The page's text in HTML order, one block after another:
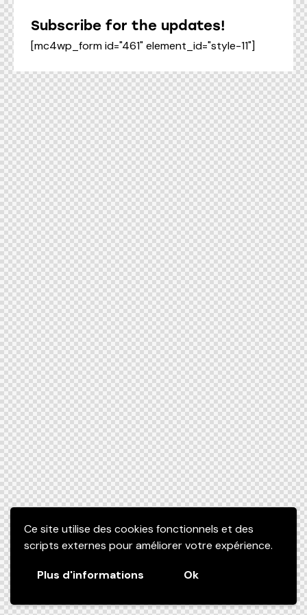
Ce site utilise des cookies fonctionnels et des
scripts externes pour améliorer votre expérience.
Plus d'informations Ok
Subscribe for the updates!
[mc4wp_form id="461" element_id="style-11"]